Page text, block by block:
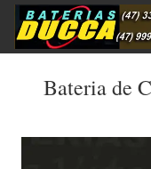
Bateria de